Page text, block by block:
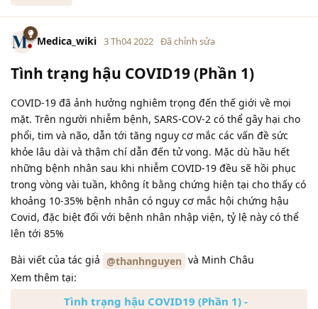
Medica_wiki 3 Th04 2022 Đã chỉnh sửa
Tình trạng hậu COVID19 (Phần 1)
COVID-19 đã ảnh hưởng nghiêm trọng đến thế giới về mọi
mặt. Trên người nhiễm bệnh, SARS-COV-2 có thể gây hại cho
phổi, tim và não, dẫn tới tăng nguy cơ mắc các vấn đề sức
khỏe lâu dài và thậm chí dẫn đến tử vong. Mặc dù hầu hết
những bệnh nhân sau khi nhiễm COVID-19 đều sẽ hồi phục
trong vòng vài tuần, không ít bằng chứng hiện tại cho thấy có
khoảng 10-35% bệnh nhân có nguy cơ mắc hội chứng hậu
Covid, đặc biệt đối với bệnh nhân nhập viện, tỷ lệ này có thể
lên tới 85%
Bài viết của tác giả @thanhnguyen và Minh Châu
Xem thêm tại:
Tình trạng hậu COVID19 (Phần 1) -